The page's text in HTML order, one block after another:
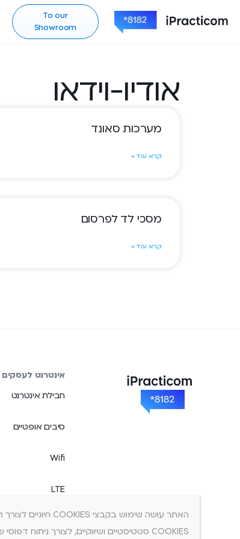
To our
Showroom
אודיו-וידאו
מערכות סאונד
קרא עוד »
מסכי לד לפרסום
קרא עוד »
אינטרנט לעסקים
חבילת אינטרנט
סיבים אופטיים
Wifi
LTE
חבילת קופה